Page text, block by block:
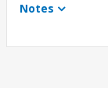
Notes